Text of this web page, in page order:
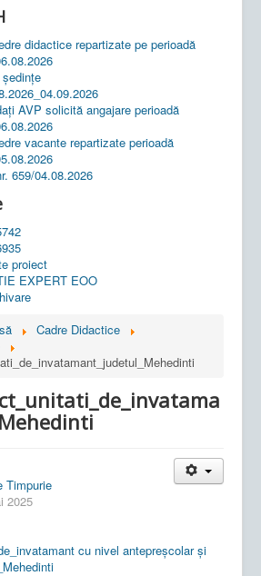
didactice repartizate pe perioadă
ședințe
AVP solicită angajare perioadă
vacante repartizate perioadă
659/04.08.2026
proiect
EXPERT EOO
Cadre Didactice
Timpurie
2025
cu nivel antepreșcolar și